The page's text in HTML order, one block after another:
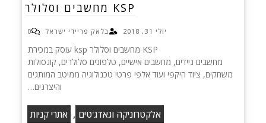
KSP מחשבים וסלולר
יולי 31, 2018 בלאק פריידי ישראל 0
KSP מחשבים וסלולר ksp עוסק במכירת
מחשבים ניידים, מחשבים אישיים, טלפונים סלולרים, קונסולות
משחקים, ציוד היקפי ועוד אלפי פרטי טכנולוגיה ממיטב המותגים
והיצרנים…
אלקטרוניקה וגאדג'טים , אתרי קניות